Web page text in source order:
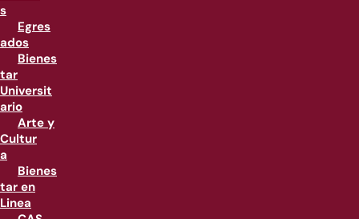
s
Egres
ados
Bienes
tar
Universit
ario
Arte y
Cultur
a
Bienes
tar en
Linea